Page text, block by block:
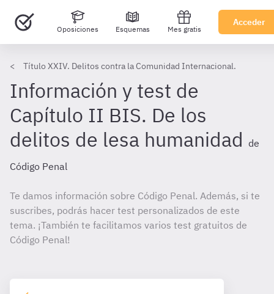
Oposiciones Esquemas Mes gratis
Acceder
Título XXIV. Delitos contra la Comunidad Internacional.
Información y test de
Capítulo II BIS. De los
delitos de lesa humanidad de
Código Penal
Te damos información sobre Código Penal. Además, si te
suscribes, podrás hacer test personalizados de este
tema. ¡También te facilitamos varios test gratuitos de
Código Penal!